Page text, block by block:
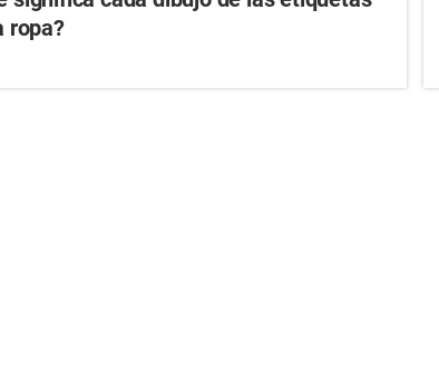
ropa?